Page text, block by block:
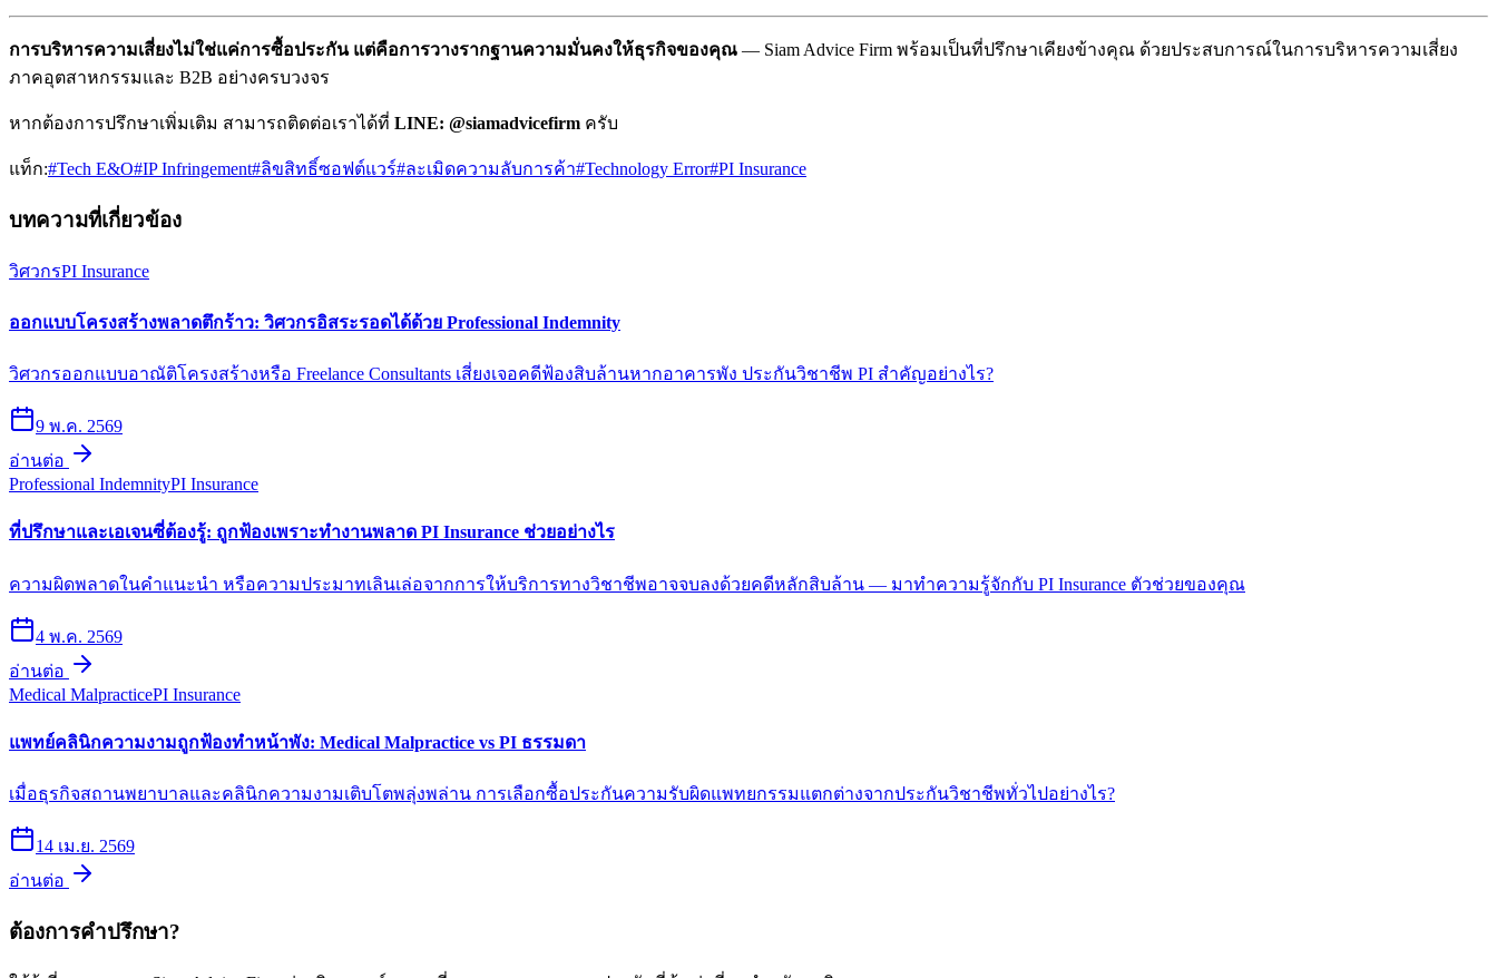
การบริหารความเสี่ยงไม่ใช่แค่การซื้อประกัน แต่คือการวางรากฐานความมั่นคงให้ธุรกิจของคุณ — Siam Advice Firm พร้อมเป็นที่ปรึกษาเคียงข้างคุณ ด้วยประสบการณ์ในการบริหารความเสี่ยง
ภาคอุตสาหกรรมและ B2B อย่างครบวงจร
หากต้องการปรึกษาเพิ่มเติม สามารถติดต่อเราได้ที่ LINE: @siamadvicefirm ครับ
แท็ก:#Tech E&O#IP Infringement#ลิขสิทธิ์ซอฟต์แวร์#ละเมิดความลับการค้า#Technology Error#PI Insurance
บทความที่เกี่ยวข้อง
วิศวกรPI Insurance
ออกแบบโครงสร้างพลาดตึกร้าว: วิศวกรอิสระรอดได้ด้วย Professional Indemnity
วิศวกรออกแบบอาณัติโครงสร้างหรือ Freelance Consultants เสี่ยงเจอคดีฟ้องสิบล้านหากอาคารพัง ประกันวิชาชีพ PI สำคัญอย่างไร?
9 พ.ค. 2569
อ่านต่อ
Professional IndemnityPI Insurance
ที่ปรึกษาและเอเจนซี่ต้องรู้: ถูกฟ้องเพราะทำงานพลาด PI Insurance ช่วยอย่างไร
ความผิดพลาดในคำแนะนำ หรือความประมาทเลินเล่อจากการให้บริการทางวิชาชีพอาจจบลงด้วยคดีหลักสิบล้าน — มาทำความรู้จักกับ PI Insurance ตัวช่วยของคุณ
4 พ.ค. 2569
อ่านต่อ
Medical MalpracticePI Insurance
แพทย์คลินิกความงามถูกฟ้องทำหน้าพัง: Medical Malpractice vs PI ธรรมดา
เมื่อธุรกิจสถานพยาบาลและคลินิกความงามเติบโตพลุ่งพล่าน การเลือกซื้อประกันความรับผิดแพทยกรรมแตกต่างจากประกันวิชาชีพทั่วไปอย่างไร?
14 เม.ย. 2569
อ่านต่อ
ต้องการคำปรึกษา?